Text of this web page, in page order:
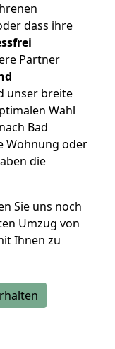
dass ihre
Partner
unser breite
Wahl
Bad
Wohnung oder
die
Sie uns noch
Umzug von
Ihnen zu